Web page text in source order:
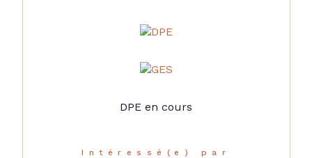
DPE en cours
Intéressé(e) par